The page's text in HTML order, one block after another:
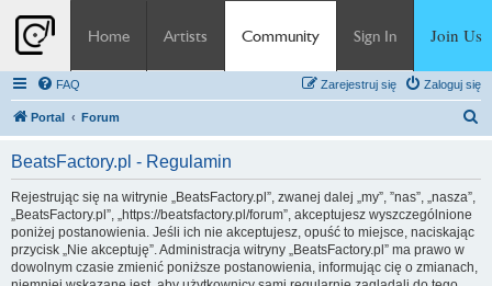
Home Artists Community Sign In Join Us
FAQ Zaloguj się
Zarejestruj się
Portal Forum
BeatsFactory.pl - Regulamin
Rejestrując się na witrynie „BeatsFactory.pl”, zwanej dalej „my”, ”nas”, „nasza”,
„BeatsFactory.pl”, „https://beatsfactory.pl/forum”, akceptujesz wyszczególnione
poniżej postanowienia. Jeśli ich nie akceptujesz, opuść to miejsce, naciskając
przycisk „Nie akceptuję”. Administracja witryny „BeatsFactory.pl” ma prawo w
dowolnym czasie zmienić poniższe postanowienia, informując cię o zmianach,